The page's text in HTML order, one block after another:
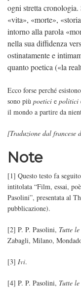
ogni stretta cronologia.
«vita», «morte»,
intorno alla parola
nella sua diffidenza
ostinatamente e
quanto poetica («la
Ecco forse perché
sono più poetici e politici
il mondo a partire da
[Traduzione dal francese
Note
[1] Questo testo fa
intitolata “Film, essai,
Pasolini”, presentata al
pubblicazione).
[2] P. P. Pasolini, Tutte
Zabagli, Milano,
[3] Ivi.
[4] P. P. Pasolini, Tutte